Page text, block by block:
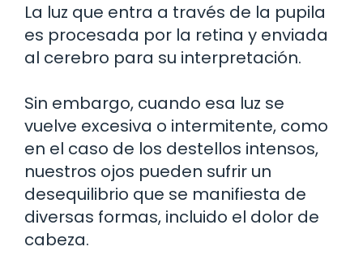
La luz que entra a través de la pupila
es procesada por la retina y enviada
al cerebro para su interpretación.
Sin embargo, cuando esa luz se
vuelve excesiva o intermitente, como
en el caso de los destellos intensos,
nuestros ojos pueden sufrir un
desequilibrio que se manifiesta de
diversas formas, incluido el dolor de
cabeza.